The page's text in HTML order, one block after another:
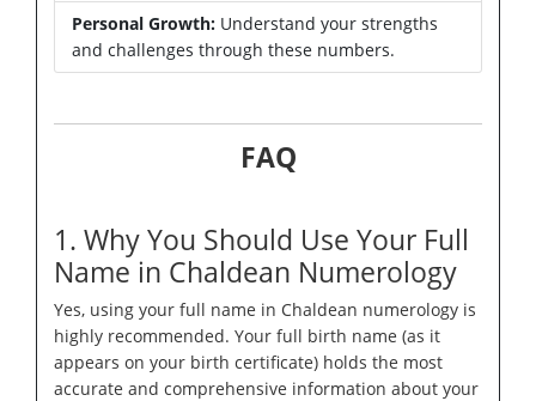
Personal Growth: Understand your strengths
and challenges through these numbers.
FAQ
1. Why You Should Use Your Full
Name in Chaldean Numerology
Yes, using your full name in Chaldean numerology is
highly recommended. Your full birth name (as it
appears on your birth certificate) holds the most
accurate and comprehensive information about your